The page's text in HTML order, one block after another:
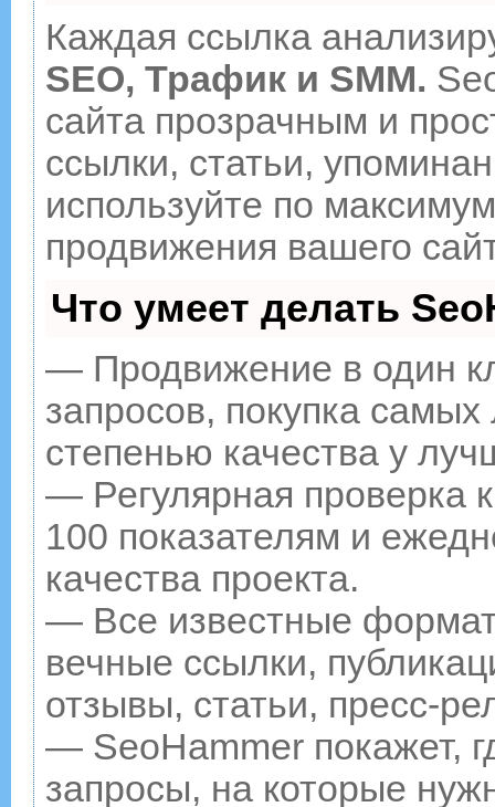
Каждая ссылка
SEO, Трафик и SMM.
сайта прозрачным и
ссылки, статьи,
используйте по
продвижения вашего
Что умеет делать
— Продвижение в один
запросов, покупка
степенью качества у
— Регулярная проверка
100 показателям и
качества проекта.
— Все известные
вечные ссылки,
отзывы, статьи, пресс-
— SeoHammer покажет,
запросы, на которые